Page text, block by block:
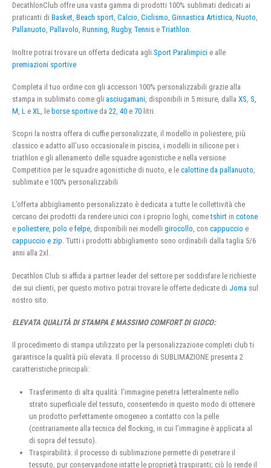
DecathlonClub offre una vasta gamma di prodotti 100% sublimati dedicati ai
praticanti di Basket, Beach sport, Calcio, Ciclismo, Ginnastica Artistica, Nuoto,
Pallanuoto, Pallavolo, Running, Rugby, Tennis e Triathlon.
Inoltre potrai trovare un offerta dedicata agli Sport Paralimpici e alle
premiazioni sportive
Completa il tuo ordine con gli accessori 100% personalizzabili grazie alla
stampa in sublimato come gli asciugamani , disponibili in 5 misure, dalla XS S
M L e XL , le borse sportive da 22 40 e 70 litri.
Scopri la nostra offera di cuffie personalizzate, il modello in poliestere, più
classico e adatto all’uso occasionale in piscina, i modelli in silicone per i
triathlon e gli allenamento delle squadre agonistiche e nella versione
Competition per le squadre agonistiche di nuoto, e le calottine da pallanuoto,
sublimate e 100% personalizzabili
L’offerta abbigliamento personalizzato è dedicata a tutte le collettività che
cercano dei prodotti da rendere unici con i proprio loghi, cometshirt in cotone
e poliestere, polo e felpe, disponibili nei modelli girocollo, con cappuccio e
cappuccio e zip. Tutti i prodotti abbigliamento sono ordinabili dalla taglia 5/6
anni alla 2xl.
Decathlon Club si affida a partner leader del settore per soddisfare le richieste
dei sui clienti, per questo motivo potrai trovare le offerte dedicate di Joma sul
nostro sito.
ELEVATA QUALITÀ DI STAMPA E MASSIMO COMFORT DI GIOCO:
Il procedimento di stampa utilizzato per la personalizzazione completi club ti
garantisce la qualità più elevata. Il processo di SUBLIMAZIONE presenta 2
caratteristiche principali:
Trasferimento di alta qualità: l’immagine penetra letteralmente nello
strato superficiale del tessuto, consentendo in questo modo di ottenere
un prodotto perfettamente omogeneo a contatto con la pelle
(contrariamente alla tecnica del flocking, in cui l’immagine è applicata al
di sopra del tessuto).
Traspirabilità: il processo di sublimazione permette di penetrare il
tessuto, pur conservandone intatte le proprietà traspiranti; ciò lo rende il